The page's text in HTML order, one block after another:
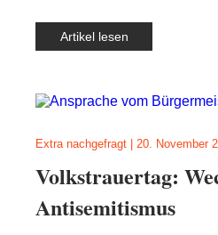
Artikel lesen
Extra nachgefragt 20. November
Volkstrauertag:
Antisemitismus